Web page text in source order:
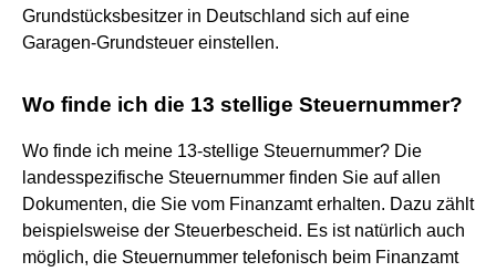
Grundstücksbesitzer in Deutschland sich auf eine
Garagen-Grundsteuer einstellen.
Wo finde ich die 13 stellige Steuernummer?
Wo finde ich meine 13-stellige Steuernummer? Die
landesspezifische Steuernummer finden Sie auf allen
Dokumenten, die Sie vom Finanzamt erhalten. Dazu zählt
beispielsweise der Steuerbescheid. Es ist natürlich auch
möglich, die Steuernummer telefonisch beim Finanzamt